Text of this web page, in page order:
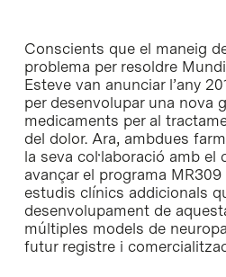
Conscients que el maneig
problema per resoldre
Esteve van anunciar l’any
per desenvolupar una nova
medicaments per al
del dolor. Ara, ambdues
la seva col·laboració amb el
avançar el programa
estudis clínics addicionals
desenvolupament de
múltiples models de
futur registre i